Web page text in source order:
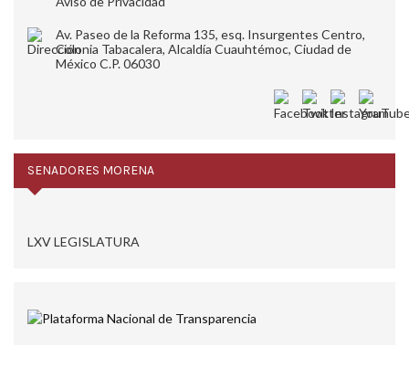
Av. Paseo de la Reforma 135, esq. Insurgentes Centro,
Colonia Tabacalera, Alcaldía Cuauhtémoc, Ciudad de
México C.P. 06030
SENADORES MORENA
LXV LEGISLATURA